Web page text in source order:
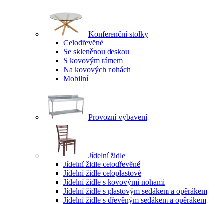
Konferenční stolky
Celodřevěné
Se skleněnou deskou
S kovovým rámem
Na kovových nohách
Mobilní
Provozní vybavení
Jídelní židle
Jídelní židle celodřevěné
Jídelní židle celoplastové
Jídelní židle s kovovými nohami
Jídelní židle s plastovým sedákem a opěrákem
Jídelní židle s dřevěným sedákem a opěrákem